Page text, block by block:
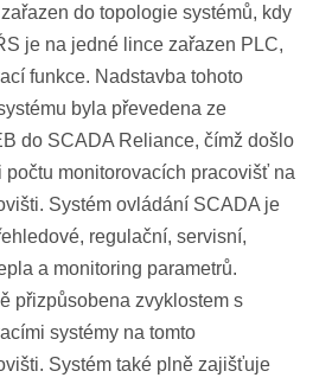
do topologie systémů, kdy
je na jedné lince zařazen PLC,
funkce. Nadstavba tohoto
byla převedena ze
do SCADA Reliance, čímž došlo
počtu monitorovacích pracovišť na
Systém ovládání SCADA je
regulační, servisní,
a monitoring parametrů.
přizpůsobena zvyklostem s
systémy na tomto
Systém také plně zajišťuje